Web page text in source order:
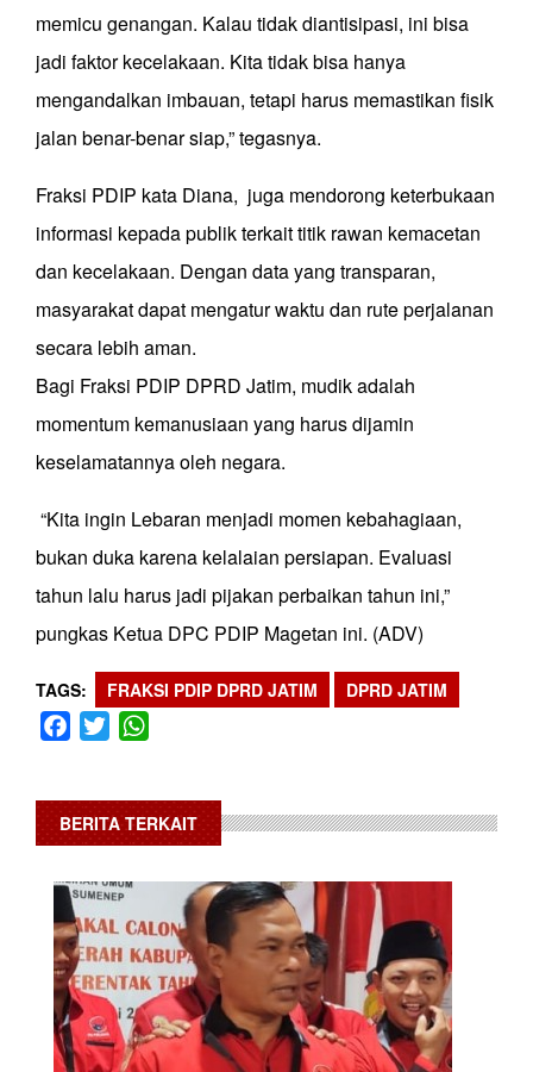
memicu genangan. Kalau tidak diantisipasi, ini bisa
jadi faktor kecelakaan. Kita tidak bisa hanya
mengandalkan imbauan, tetapi harus memastikan fisik
jalan benar-benar siap,” tegasnya.
Fraksi PDIP kata Diana, juga mendorong keterbukaan
informasi kepada publik terkait titik rawan kemacetan
dan kecelakaan. Dengan data yang transparan,
masyarakat dapat mengatur waktu dan rute perjalanan
secara lebih aman.
Bagi Fraksi PDIP DPRD Jatim, mudik adalah
momentum kemanusiaan yang harus dijamin
keselamatannya oleh negara.
“Kita ingin Lebaran menjadi momen kebahagiaan,
bukan duka karena kelalaian persiapan. Evaluasi
tahun lalu harus jadi pijakan perbaikan tahun ini,”
pungkas Ketua DPC PDIP Magetan ini. (ADV)
TAGS FRAKSI PDIP DPRD JATIM DPRD JATIM
Facebook
Twitter
BERITA TERKAIT